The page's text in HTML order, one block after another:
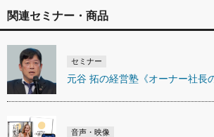
関連セミナー・商品
セミナー
元谷 拓の経営塾《オーナー社長
音声・映像